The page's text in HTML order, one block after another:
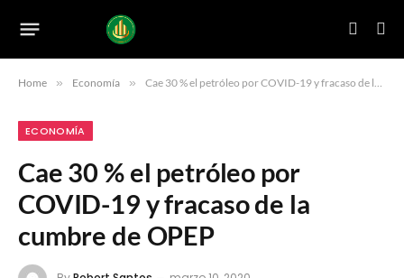
Home » Economía » Cae 30 % el petróleo por COVID-19 y fracaso de la cumbre de OPEP
ECONOMÍA
Cae 30 % el petróleo por
COVID-19 y fracaso de la
cumbre de OPEP